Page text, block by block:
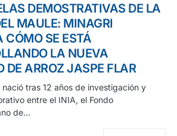
DEMOSTRATIVAS DE LA
MAULE: MINAGRI
CÓMO SE ESTÁ
LA NUEVA
DE ARROZ JASPE FLAR
tras 12 años de investigación y
entre el INIA, el Fondo
de…